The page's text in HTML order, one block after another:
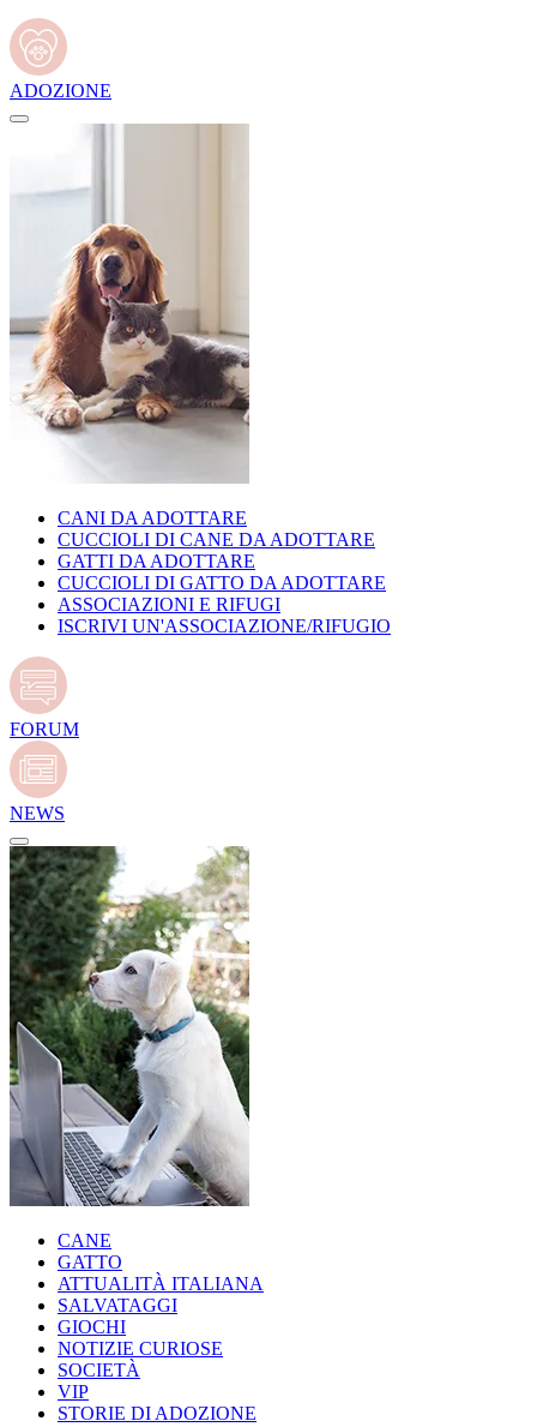
ADOZIONE
CANI DA ADOTTARE
CUCCIOLI DI CANE DA ADOTTARE
GATTI DA ADOTTARE
CUCCIOLI DI GATTO DA ADOTTARE
ASSOCIAZIONI E RIFUGI
ISCRIVI UN'ASSOCIAZIONE/RIFUGIO
FORUM
NEWS
CANE
GATTO
ATTUALITÀ ITALIANA
SALVATAGGI
GIOCHI
NOTIZIE CURIOSE
SOCIETÀ
VIP
STORIE DI ADOZIONE